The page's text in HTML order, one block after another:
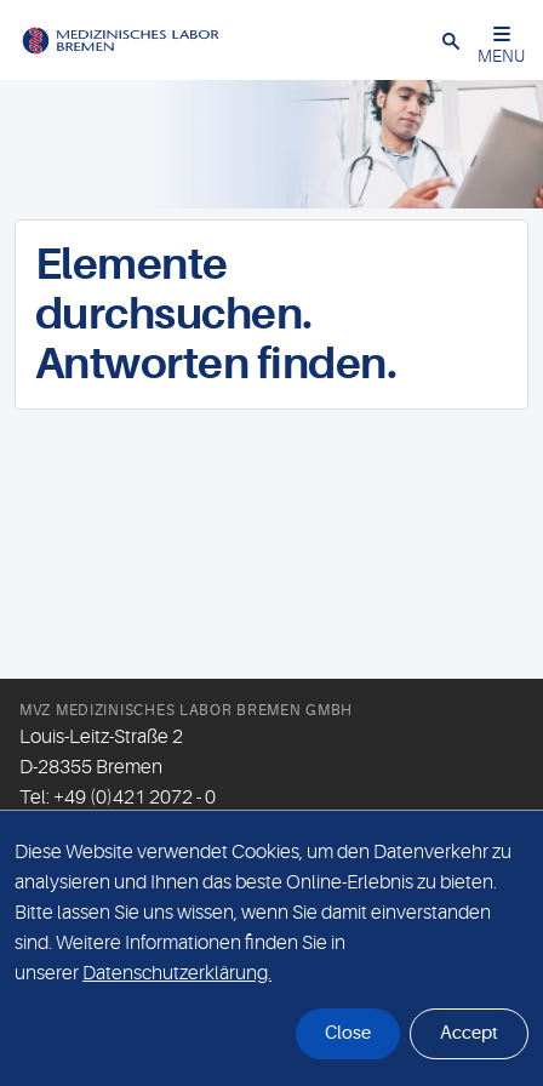
Schließen
MENU
Elemente
durchsuchen.
Antworten finden.
MVZ MEDIZINISCHES LABOR BREMEN GMBH
Louis-Leitz-Straße 2
D-28355 Bremen
Tel: +49 (0)421 2072 - 0
Email:info@mlhb.de
DATENSCHUTZ
IMPRESSUM
Diese Website verwendet Cookies, um den Datenverkehr zu
analysieren und Ihnen das beste Online-Erlebnis zu bieten.
Bitte lassen Sie uns wissen, wenn Sie damit einverstanden
sind. Weitere Informationen finden Sie in
unserer Datenschutzerklärung.
Close Accept